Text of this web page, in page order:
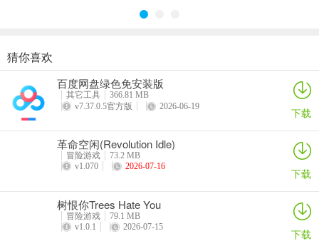
味性和自由度。从将湖景村变成慢动作景观到在神秘庄园中体验刺激
第五人格不断推出更多地图和人物角色，让玩家可以继续在庄园中寻
找真相，并体验更多有趣的玩法。第五人格多酷渠道服的更新让游戏
更加丰富多彩，吸引着越来越多的玩家加入其中。
更新内容
—— xxxHOLiC联动精华上线，访客们可从中获得联动道具。
—— 获取精华后，若在联动结束时访客们还持有未开启的精华，系统
将为访客自动开启，并将所得奖励通过邮件自动发放；
—— 欧利蒂丝庄园出现的怪异事件也传到了侑子小姐的店中，和四月
夏洛克隐藏三消探案2024手机版
详情
沙盒与副本英勇之地官方正版
详情
白猫的大冒险3
突变区恐怖地堡最新版本
猜你喜欢
百度网盘绿色免安装版
其它工具
366.81 MB
v7.37.0.5官方版
2026-06-19 下载
革命空闲(Revolution Idle)
冒险游戏
73.2 MB
v1.070
2026-07-16 下载
树恨你Trees Hate You
冒险游戏
79.1 MB
v1.0.1
2026-07-15 下载